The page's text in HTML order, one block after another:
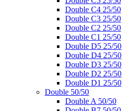
Double C4 25/50
Double C3 25/50
Double C2 25/50
Double C1 25/50
Double D5 25/50
Double D4 25/50
Double D3 25/50
Double D2 25/50
Double D1 25/50
Double 50/50
Double A 50/50